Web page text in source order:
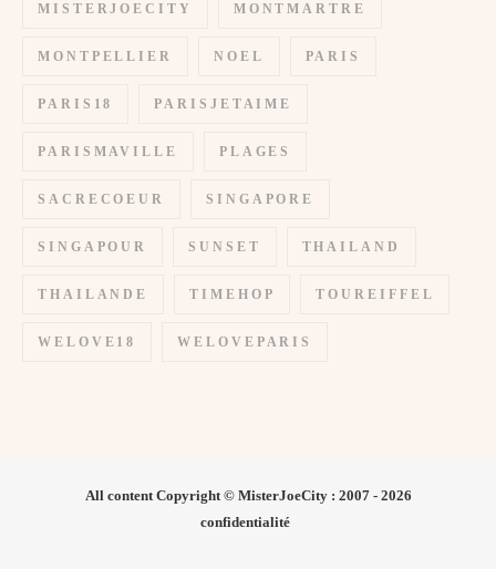
MISTERJOECITY MONTMARTRE
MONTPELLIER NOEL PARIS
PARIS18 PARISJETAIME
PARISMAVILLE PLAGES
SACRECOEUR SINGAPORE
SINGAPOUR SUNSET THAILAND
THAILANDE TIMEHOP TOUREIFFEL
WELOVE18 WELOVEPARIS
All content Copyright © MisterJoeCity : 2007 - 2026
confidentialité